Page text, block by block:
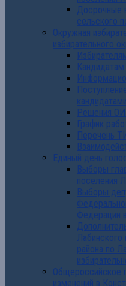
Досрочные
сельского
Окружная
избирательного
Кандидатам
кандидатами
Решения
График
Перечень
Единый день
Выборы
поселения
Выборы
Федерации
Лабинского
района по
Общероссийское
изменений в